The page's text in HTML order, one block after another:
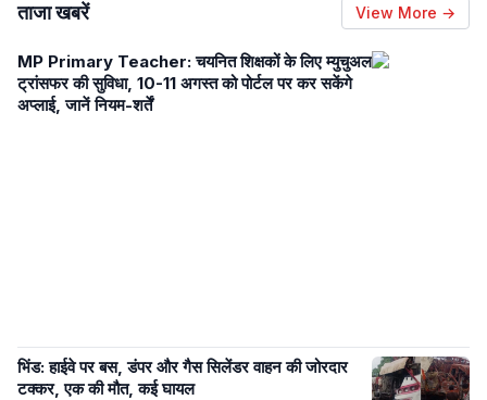
ताजा खबरें View More →
MP Primary Teacher: चयनित शिक्षकों के लिए म्युचुअल
ट्रांसफर की सुविधा, 10-11 अगस्त को पोर्टल पर कर सकेंगे
अप्लाई, जानें नियम-शर्तें
भिंड: हाईवे पर बस, डंपर और गैस सिलेंडर वाहन की जोरदार
टक्कर, एक की मौत, कई घायल